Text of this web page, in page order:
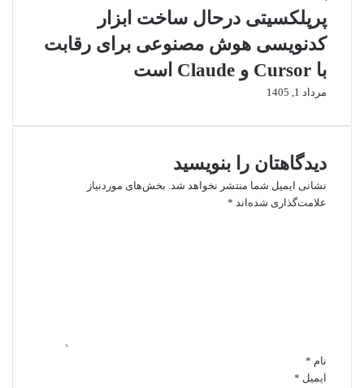
پرپلکسیتی درحال ساخت ابزار
کدنویسی هوش مصنوعی برای رقابت
با Cursor و Claude است
مرداد 1, 1405
دیدگاهتان را بنویسید
نشانی ایمیل شما منتشر نخواهد شد. بخش‌های موردنیاز
علامت‌گذاری شده‌اند *
نام *
ایمیل *